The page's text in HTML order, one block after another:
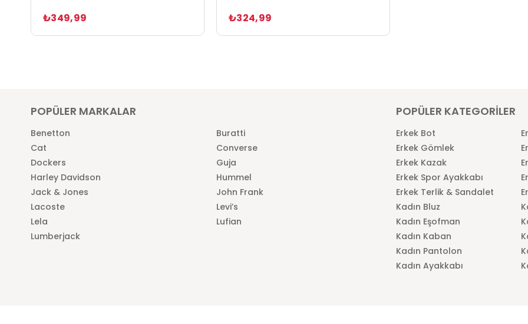
₺349,99 ₺324,99
POPÜLER MARKALAR
Benetton
Buratti
Cat
Converse
Dockers
Guja
Harley Davidson
Hummel
Jack & Jones
John Frank
Lacoste
Levi’s
Lela
Lufian
Lumberjack
POPÜLER KATEGORİLER
Erkek Bot
Erkek Gömlek
Erkek Kazak
Erkek Spor Ayakkabı
Erkek Terlik & Sandalet
Kadın Bluz
Kadın Eşofman
Kadın Kaban
Kadın Pantolon
Kadın Ayakkabı